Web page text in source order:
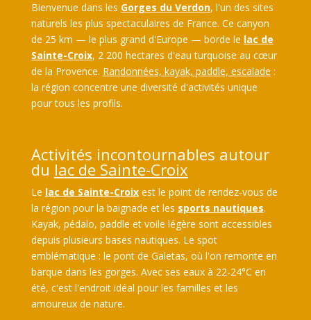
Bienvenue dans les Gorges du Verdon, l'un des sites
naturels les plus spectaculaires de France. Ce canyon
de 25 km — le plus grand d'Europe — borde le lac de
Sainte-Croix, 2 200 hectares d'eau turquoise au cœur
de la Provence. Randonnées, kayak, paddle, escalade :
la région concentre une diversité d'activités unique
pour tous les profils.
Activités incontournables autour
du lac de Sainte-Croix
Le lac de Sainte-Croixest le point de rendez-vous de
la région pour la baignade et les sports nautiques.
Kayak, pédalo, paddle et voile légère sont accessibles
depuis plusieurs bases nautiques. Le spot
emblématique : le pont de Galetas, où l'on remonte en
barque dans les gorges. Avec ses eaux à 22-24°C en
été, c'est l'endroit idéal pour les familles et les
amoureux de nature.